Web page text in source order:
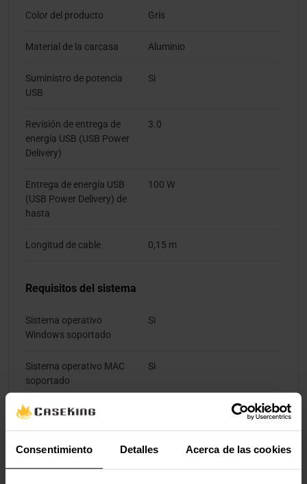
Consentimiento Detalles Acerca de las cookies
Color del producto Gris
Material de la carcasa Aluminio
Suministro de potencia
USB
Si
Revisión de entrega de
energía USB (USB Power
Delivery)
3.0
Entrega de energía USB
(USB Power Delivery) de
hasta
100 W
Longitud de cable 0,15 m
Requisitos del sistema
Sistema operativo
Windows soportado
Si
Sistema operativo MAC
soportado
Si
Sistema operativo Linux
Peso y dimensiones